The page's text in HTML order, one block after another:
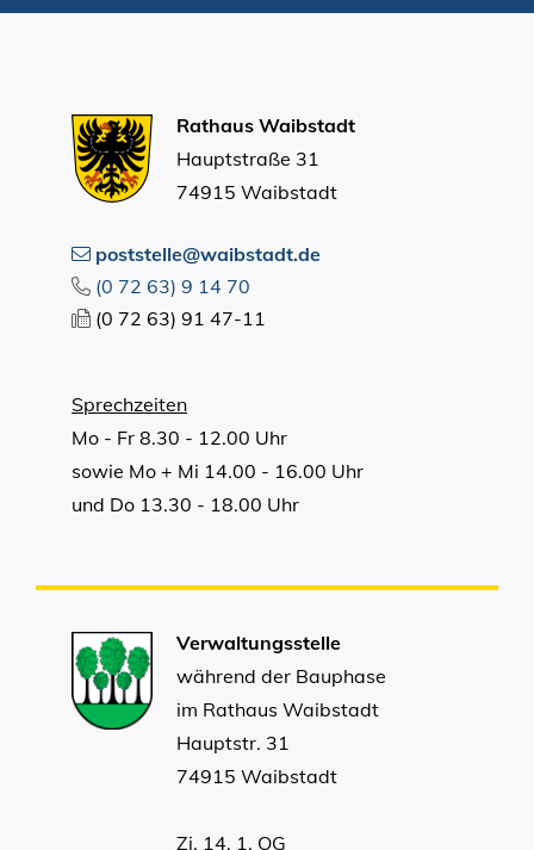
Rathaus Waibstadt
Hauptstraße 31
74915 Waibstadt
poststelle@waibstadt.de
(0 72 63) 9 14 70
(0 72 63) 91 47-11
Sprechzeiten
Mo - Fr 8.30 - 12.00 Uhr
sowie Mo + Mi 14.00 - 16.00 Uhr
und Do 13.30 - 18.00 Uhr
Verwaltungsstelle
während der Bauphase
im Rathaus Waibstadt
Hauptstr. 31
74915 Waibstadt
Zi. 14, 1. OG